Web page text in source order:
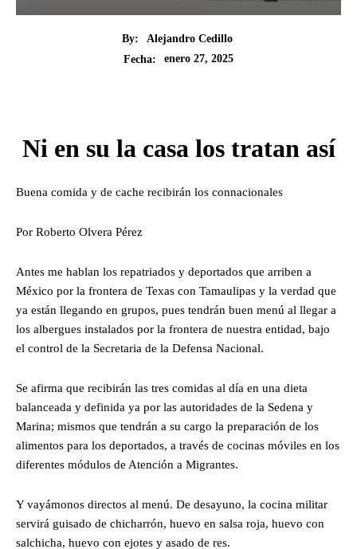
By:
Alejandro Cedillo
Fecha:
enero 27, 2025
Ni en su la casa los tratan así
Buena comida y de cache recibirán los connacionales
Por Roberto Olvera Pérez
Antes me hablan los repatriados y deportados que arriben a
México por la frontera de Texas con Tamaulipas y la verdad que
ya están llegando en grupos, pues tendrán buen menú al llegar a
los albergues instalados por la frontera de nuestra entidad, bajo
el control de la Secretaria de la Defensa Nacional.
Se afirma que recibirán las tres comidas al día en una dieta
balanceada y definida ya por las autoridades de la Sedena y
Marina; mismos que tendrán a su cargo la preparación de los
alimentos para los deportados, a través de cocinas móviles en los
diferentes módulos de Atención a Migrantes.
Y vayámonos directos al menú. De desayuno, la cocina militar
servirá guisado de chicharrón, huevo en salsa roja, huevo con
salchicha, huevo con ejotes y asado de res.